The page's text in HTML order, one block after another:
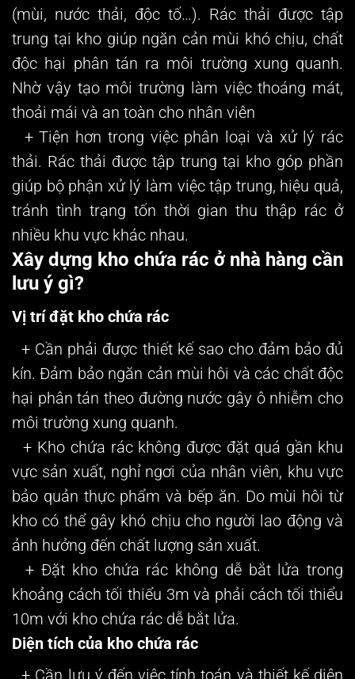
(mùi, nước thải, độc tố…). Rác thải được tập
trung tại kho giúp ngăn cản mùi khó chịu, chất
độc hại phân tán ra môi trường xung quanh.
Nhờ vậy tạo môi trường làm việc thoáng mát,
thoải mái và an toàn cho nhân viên
+ Tiện hơn trong việc phân loại và xử lý rác
thải. Rác thải được tập trung tại kho góp phần
giúp bộ phận xử lý làm việc tập trung, hiệu quả,
tránh tình trạng tốn thời gian thu thập rác ở
nhiều khu vực khác nhau.
Xây dựng kho chứa rác ở nhà hàng cần
lưu ý gì?
Vị trí đặt kho chứa rác
+ Cần phải được thiết kế sao cho đảm bảo đủ
kín. Đảm bảo ngăn cản mùi hôi và các chất độc
hại phân tán theo đường nước gây ô nhiễm cho
môi trường xung quanh.
+ Kho chứa rác không được đặt quá gần khu
vực sản xuất, nghỉ ngơi của nhân viên, khu vực
bảo quản thực phẩm và bếp ăn. Do mùi hôi từ
kho có thể gây khó chịu cho người lao động và
ảnh hưởng đến chất lượng sản xuất.
+ Đặt kho chứa rác không dễ bắt lửa trong
khoảng cách tối thiểu 3m và phải cách tối thiểu
10m với kho chứa rác dễ bắt lửa.
Diện tích của kho chứa rác